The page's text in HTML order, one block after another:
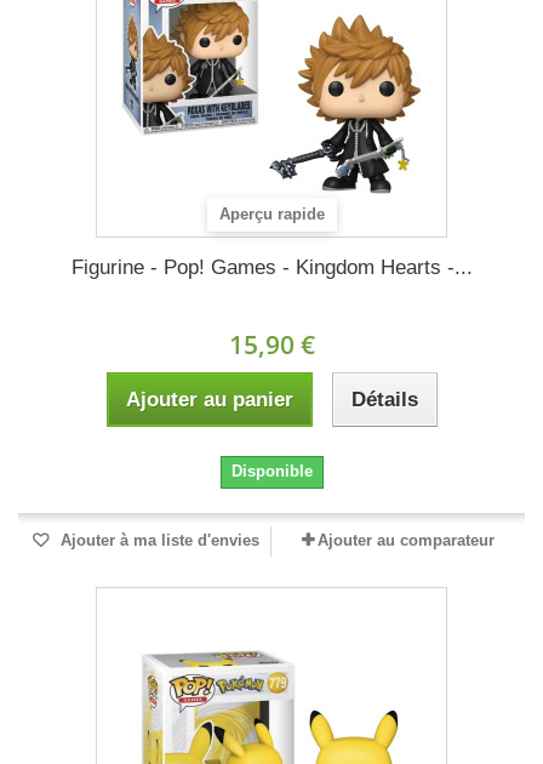
Aperçu rapide
Figurine - Pop! Games - Kingdom Hearts -...
15,90 €
Ajouter au panier Détails
Disponible
Ajouter à ma liste d'envies Ajouter au comparateur